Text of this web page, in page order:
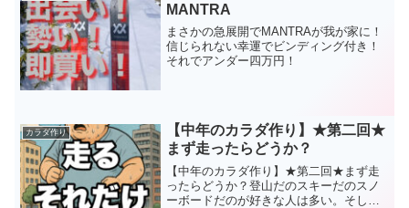
MANTRA
まさかの急展開でMANTRAが我が家に！
信じられない幸運でビンディング付き！
それでアンダー四万円！
カラダ作り
【中年のカラダ作り】★第二回★
まず走ったらどうか？
【中年のカラダ作り】★第二回★まず走
ったらどうか？登山だのスキーだのスノ
ーボードだのが好きな人は多い。そして